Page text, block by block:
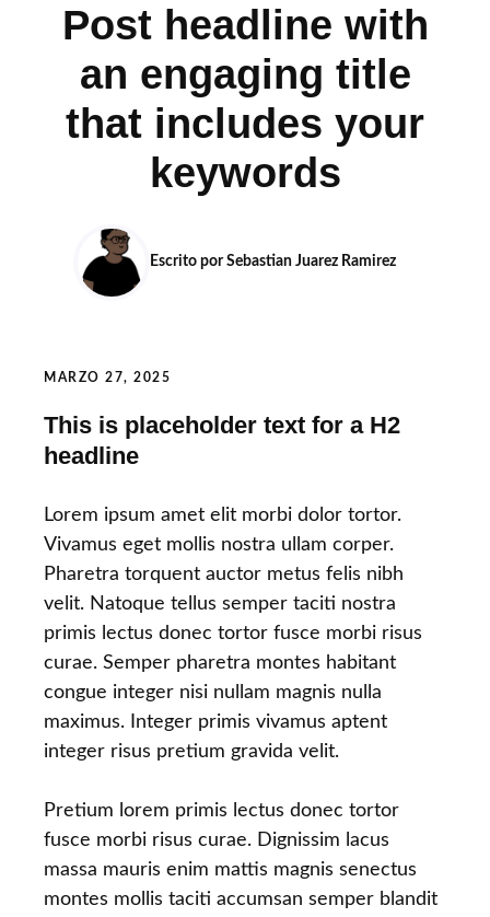
Post headline with
an engaging title
that includes your
keywords
Escrito por Sebastian Juarez Ramirez
MARZO 27, 2025
This is placeholder text for a H2
headline
Lorem ipsum amet elit morbi dolor tortor.
Vivamus eget mollis nostra ullam corper.
Pharetra torquent auctor metus felis nibh
velit. Natoque tellus semper taciti nostra
primis lectus donec tortor fusce morbi risus
curae. Semper pharetra montes habitant
congue integer nisi nullam magnis nulla
maximus. Integer primis vivamus aptent
integer risus pretium gravida velit.
Pretium lorem primis lectus donec tortor
fusce morbi risus curae. Dignissim lacus
massa mauris enim mattis magnis senectus
montes mollis taciti accumsan semper blandit